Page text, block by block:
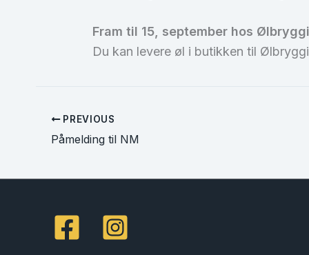
Fram til 15, september hos
Du kan levere øl i butikken til
PREVIOUS
Påmelding til NM